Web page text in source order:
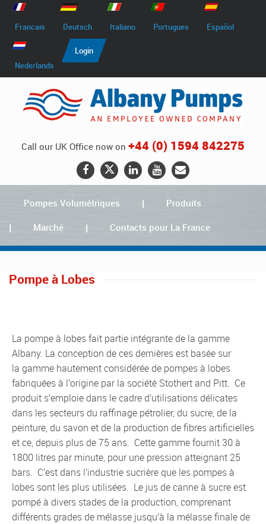
Francais Deutsch Italiano Portugues Español
Nederlands
Login
Call our UK Office now on +44 (0) 1594 842275
Pompes Volumétriques Produits
Marché Contacts pour La France
Pompe à Lobes
La pompe à lobes fait partie intégrante de la gamme
Albany. La conception de ces dernières est basée sur
la gamme hautement considérée de pompes à lobes
fabriquées à l’origine par la société Stothert and Pitt. Ce
produit s’emploie dans le cadre d’utilisations délicates
dans les secteurs du raffinage pétrolier, du sucre, de la
peinture, du savon et de la production de fibres artificielles
et ce, depuis plus de 75 ans. Cette gamme fournit 30 à
1800 litres par minute, pour une pression atteignant 25
bars. C’est dans l’industrie sucrière que les pompes à
lobes sont les plus utilisées. Le jus de canne à sucre est
pompé à divers stades de la production, comprenant
différents grades de mélasse jusqu’à la mélasse finale de